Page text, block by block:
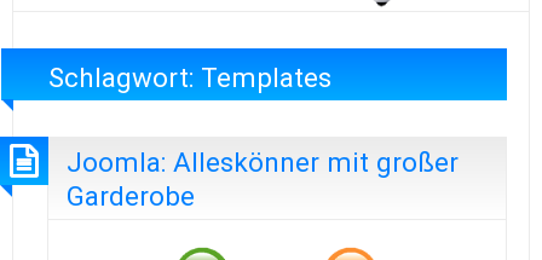
Schlagwort: Templates
Joomla: Alleskönner mit großer
Garderobe